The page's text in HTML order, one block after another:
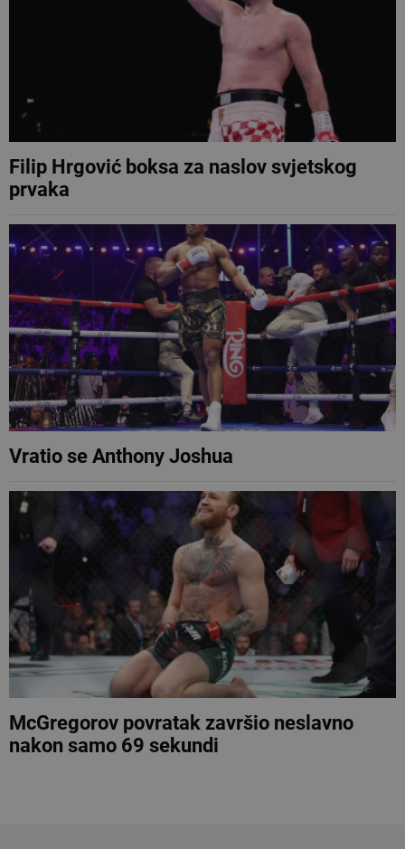
Filip Hrgović boksa za naslov svjetskog
prvaka
Vratio se Anthony Joshua
McGregorov povratak završio neslavno
nakon samo 69 sekundi